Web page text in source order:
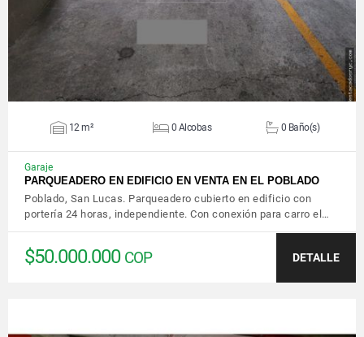
12 m² 0 Alcobas 0 Baño(s)
Garaje
PARQUEADERO EN EDIFICIO EN VENTA EN EL POBLADO
Poblado, San Lucas. Parqueadero cubierto en edificio con
portería 24 horas, independiente. Con conexión para carro el…
$50.000.000 COP DETALLE